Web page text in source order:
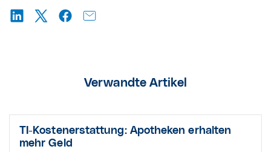
Verwandte Artikel
TI-Kostenerstattung: Apotheken erhalten
mehr Geld